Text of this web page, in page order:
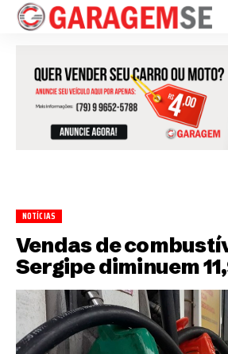
NOTÍCIAS
Vendas de
Sergipe diminuem